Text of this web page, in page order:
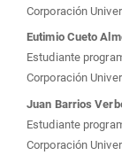
Corporación
Eutimio Cueto
Estudiante
Corporación
Juan Barrios
Estudiante
Corporación